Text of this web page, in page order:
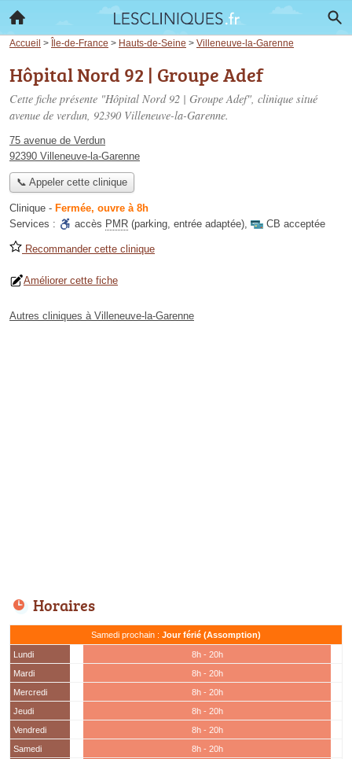
Accueil > Île-de-France > Hauts-de-Seine > Villeneuve-la-Garenne
Hôpital Nord 92 | Groupe Adef
Cette fiche présente "Hôpital Nord 92 | Groupe Adef", clinique situé
avenue de verdun, 92390 Villeneuve-la-Garenne.
75 avenue de Verdun
92390 Villeneuve-la-Garenne
📞 Appeler cette clinique
Clinique - Fermée, ouvre à 8h
Services :
accès PMR (parking, entrée adaptée), CB acceptée
Recommander cette clinique
Améliorer cette fiche
Autres cliniques à Villeneuve-la-Garenne
Horaires
Samedi prochain : Jour férié (Assomption)
Lundi
8h - 20h
Mardi
8h - 20h
Mercredi
8h - 20h
Jeudi
8h - 20h
Vendredi
8h - 20h
Samedi
8h - 20h